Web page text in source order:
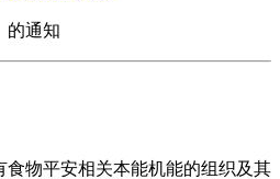
的通知
物平安相关本能机能的组织及其